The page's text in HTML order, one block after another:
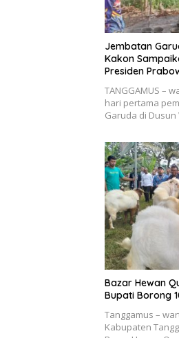
Jembatan
Kakon
Presiden
TANGGAMUS –
hari pertama
Garuda di
Bazar Hewan
Bupati Borong
Tanggamus –
Kabupaten